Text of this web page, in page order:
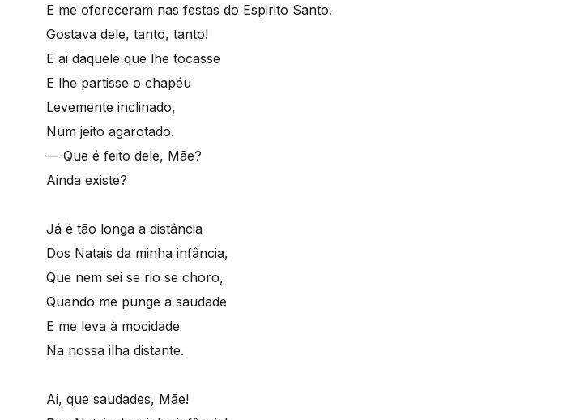
E me ofereceram nas festas do Espirito Santo.
Gostava dele, tanto, tanto!
E ai daquele que lhe tocasse
E lhe partisse o chapéu
Levemente inclinado,
Num jeito agarotado.
— Que é feito dele, Mãe?
Ainda existe?
Já é tão longa a distância
Dos Natais da minha infância,
Que nem sei se rio se choro,
Quando me punge a saudade
E me leva à mocidade
Na nossa ilha distante.
Ai, que saudades, Mãe!